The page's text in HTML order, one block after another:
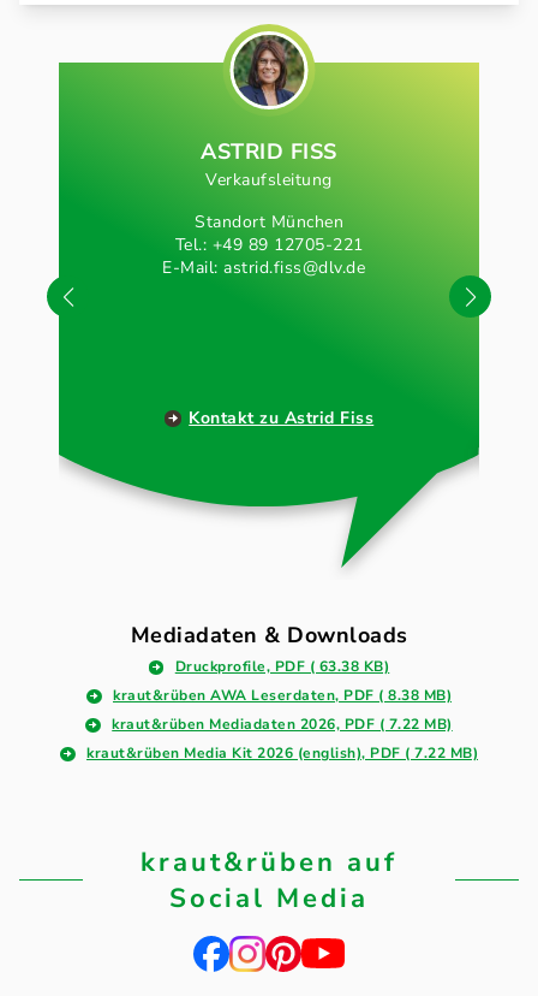
ASTRID FISS
Verkaufsleitung
Standort München
Tel.: +49 89 12705-221
E-Mail: astrid.fiss@dlv.de
Kontakt zu Astrid Fiss
Mediadaten & Downloads
Druckprofile, PDF ( 63.38 KB)
kraut&rüben AWA Leserdaten, PDF ( 8.38 MB)
kraut&rüben Mediadaten 2026, PDF ( 7.22 MB)
kraut&rüben Media Kit 2026 (english), PDF ( 7.22 MB)
kraut&rüben auf
Social Media